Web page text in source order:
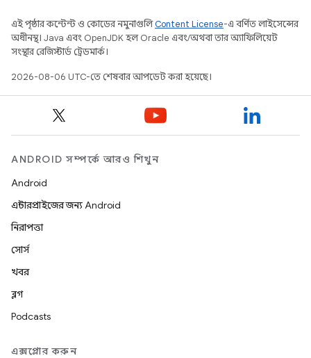
এই পৃষ্ঠার কন্টেন্ট ও কোডের নমুনাগুলিContent License-এ বর্ণিত লাইসেন্সের
অধীনস্থ। Java এবং OpenJDK হল Oracle এবং/অথবা তার অ্যাফিলিয়েট
সংস্থার রেজিস্টার্ড ট্রেডমার্ক।
2026-08-06 UTC-তে শেষবার আপডেট করা হয়েছে।
ANDROID সম্পর্কে আরও শিখুন
Android
এন্টারপ্রাইজের জন্য Android
নিরাপত্তা
সোর্স
খবর
ব্লগ
Podcasts
এক্সপ্লোর করুন